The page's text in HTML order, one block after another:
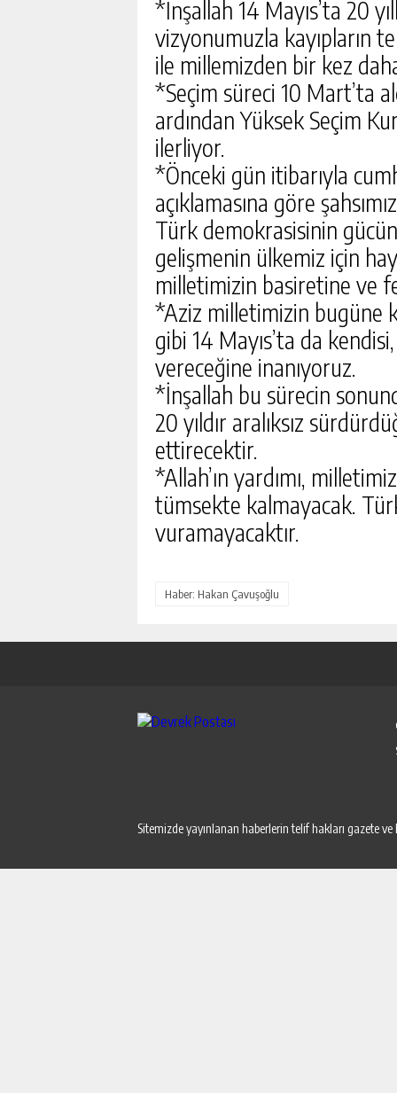
*İnşallah 14 Mayıs’ta 20
vizyonumuzla kayıpların
ile millemizden bir kez
*Seçim süreci 10 Mart’ta
ardından Yüksek Seçim
ilerliyor.
*Önceki gün itibarıyla
açıklamasına göre
Türk demokrasisinin
gelişmenin ülkemiz için
milletimizin basiretine ve
*Aziz milletimizin bugüne
gibi 14 Mayıs’ta da
vereceğine inanıyoruz.
*İnşallah bu sürecin
20 yıldır aralıksız
ettirecektir.
*Allah’ın yardımı,
tümsekte kalmayacak.
vuramayacaktır.
Haber: Hakan Çavuşoğlu
Sitemizde yayınlanan haberlerin telif hakları gazete